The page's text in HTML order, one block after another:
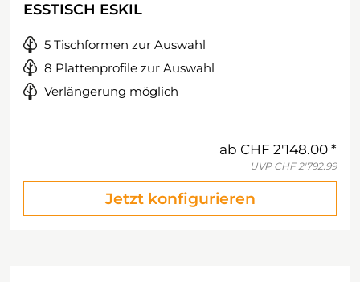
ESSTISCH ESKIL
5 Tischformen zur Auswahl
8 Plattenprofile zur Auswahl
Verlängerung möglich
ab CHF 2'148.00
UVP CHF 2'792.99
Jetzt konfigurieren